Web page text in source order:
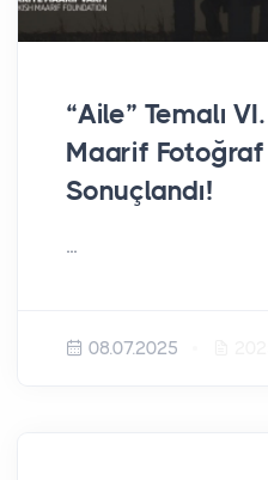
“Aile” Temalı
Maarif Fotoğraf
Sonuçlandı!
...
08.07.2025